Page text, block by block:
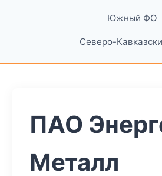
Южный ФО
Северо-
ПАО
Металл